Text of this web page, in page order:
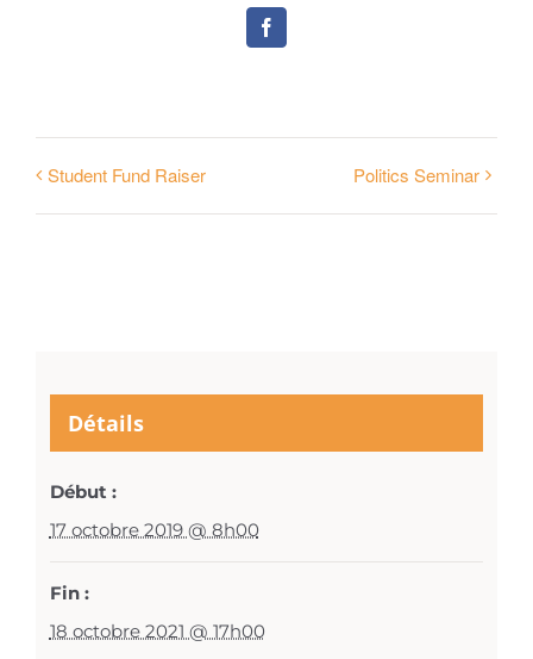
Facebook
Student Fund Raiser Politics Seminar
Détails
Début :
17 octobre 2019 @ 8h00
Fin :
18 octobre 2021 @ 17h00